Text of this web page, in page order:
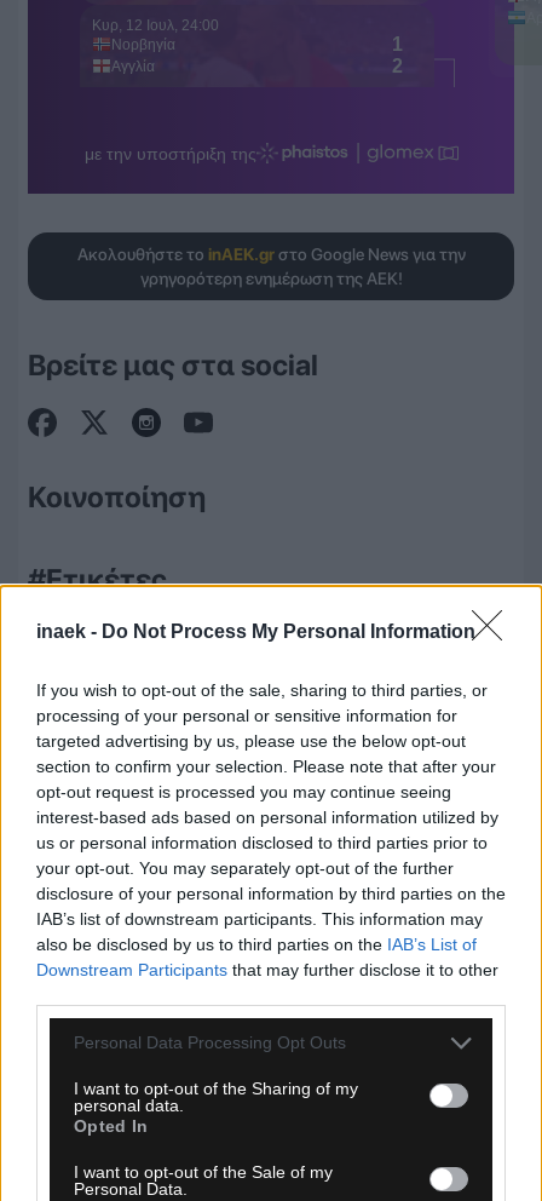
inaek - Do Not Process My Personal Information
If you wish to opt-out of the sale, sharing to third parties, or
processing of your personal or sensitive information for
targeted advertising by us, please use the below opt-out
section to confirm your selection. Please note that after your
opt-out request is processed you may continue seeing
interest-based ads based on personal information utilized by
us or personal information disclosed to third parties prior to
your opt-out. You may separately opt-out of the further
disclosure of your personal information by third parties on the
IAB’s list of downstream participants. This information may
also be disclosed by us to third parties on the IAB’s List of
Downstream Participants that may further disclose it to other
Please note that this website/app uses one or more Google
not limited to your visit or usage behaviour. You may click to
grant or deny consent to Google and its third-party tags to
use your data for below specified purposes in below Google
consent section.
Personal Data Processing Opt Outs
I want to opt-out of the Sharing of my
personal data.
Opted In
I want to opt-out of the Sale of my
Personal Data.
Ακολουθήστε το inAEK.grστο Google News για την
γρηγορότερη ενημέρωση της ΑΕΚ!
Βρείτε μας στα social
Κοινοποίηση
#Ετικέτες
ΑΕΚ Βασίλης Δημητριάδης Σαν Σήμερα
Ροή Ειδήσεων